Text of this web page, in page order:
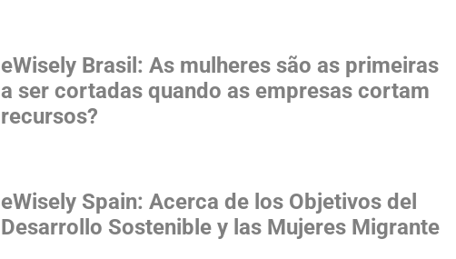
eWisely Brasil: As mulheres são as primeiras
a ser cortadas quando as empresas cortam
recursos?
eWisely Spain: Acerca de los Objetivos del
Desarrollo Sostenible y las Mujeres Migrante